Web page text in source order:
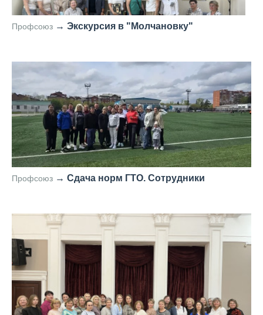
Профсоюз → Экскурсия в "Молчановку"
Профсоюз → Сдача норм ГТО. Сотрудники